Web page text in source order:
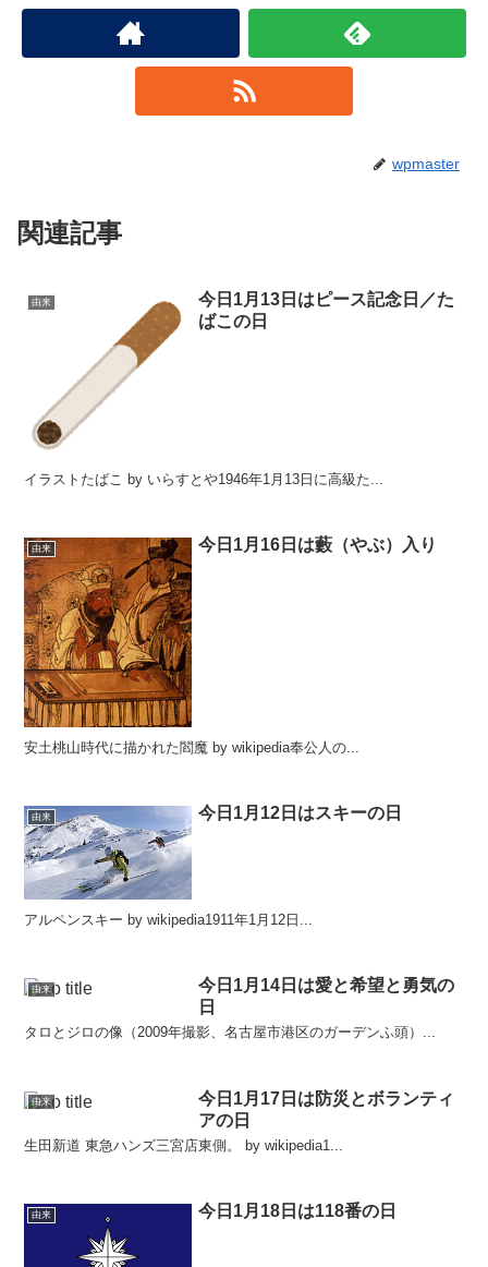
wpmaster
関連記事
由来
今日1月13日はピース記念日／た
ばこの日
イラストたばこ by いらすとや1946年1月13日に高級た...
由来 今日1月16日は藪（やぶ）入り
安土桃山時代に描かれた閻魔 by wikipedia奉公人の...
由来 今日1月12日はスキーの日
アルペンスキー by wikipedia1911年1月12日...
由来
今日1月14日は愛と希望と勇気の
日
タロとジロの像（2009年撮影、名古屋市港区のガーデンふ頭）...
由来
今日1月17日は防災とボランティ
アの日
生田新道 東急ハンズ三宮店東側。 by wikipedia1...
由来 今日1月18日は118番の日